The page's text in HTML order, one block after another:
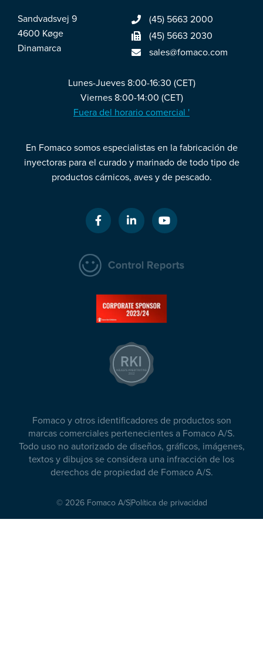
Sandvadsvej 9
4600 Køge
Dinamarca
(45) 5663 2000
(45) 5663 2030
sales@fomaco.com
Lunes-Jueves 8:00-16:30 (CET)
Viernes 8:00-14:00 (CET)
Fuera del horario comercial '
En Fomaco somos especialistas en la fabricación de
inyectoras para el curado y marinado de todo tipo de
productos cárnicos, aves y de pescado.
Fomaco y otros identificadores de productos son
marcas comerciales pertenecientes a Fomaco A/S.
Todo uso no autorizado de diseños, gráficos, imágenes,
textos y dibujos se considera una infracción de los
derechos de propiedad de Fomaco A/S.
© 2026 Fomaco A/SPolítica de privacidad